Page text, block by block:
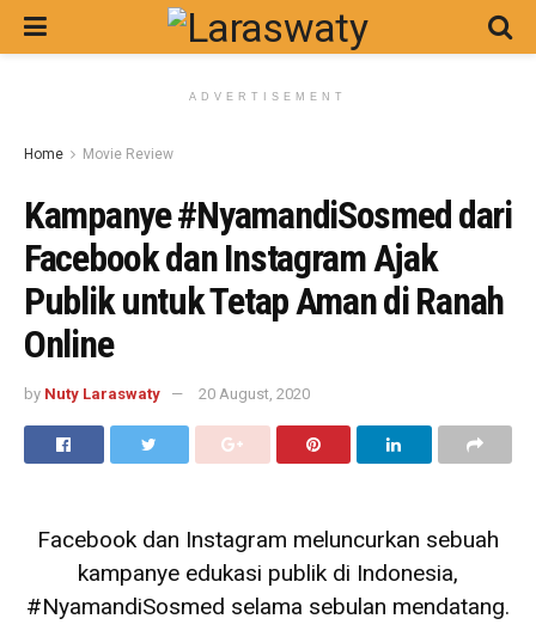
ADVERTISEMENT
Home Movie Review
Kampanye #NyamandiSosmed dari
Facebook dan Instagram Ajak
Publik untuk Tetap Aman di Ranah
Online
by Nuty Laraswaty 20 August, 2020
Facebook dan Instagram meluncurkan sebuah
kampanye edukasi publik di Indonesia,
#NyamandiSosmed selama sebulan mendatang.